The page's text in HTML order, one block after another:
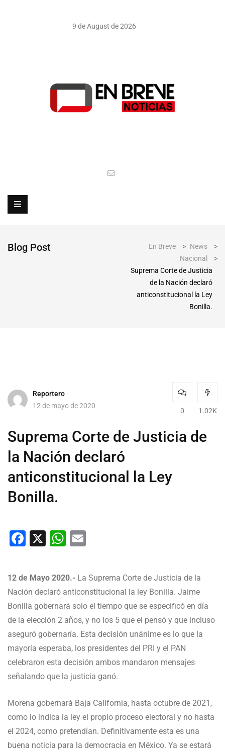
9 de August de 2026
Blog Post En Breve > News
>
Nacional
>
Suprema Corte de Justicia
de la Nación declaró
anticonstitucional la Ley
Bonilla.
Reportero
12 de mayo de 2020
0 1.02K
Suprema Corte de Justicia de
la Nación declaró
anticonstitucional la Ley
Bonilla.
Facebook
X WhatsApp
12 de Mayo 2020.- La Suprema Corte de Justicia de la
Nación declaró anticonstitucional la ley Bonilla. Jaime
Bonilla gobernará solo el tiempo que se especificó en día
de la elección 2 años, y no los 5 que el pensó y que incluso
aseguró gobernaría. Esta decisión unánime es lo que la
mayoría esperaba, los presidentes del PRI y el PAN
celebraron esta decisión ambos mandaron mensajes
señalando que la justicia ganó.
Morena gobernará Baja California, hasta octubre de 2021,
como lo indica la ley el propio proceso electoral y no hasta
el 2024, como pretendían. Definitivamente esta es una
buena noticia para la democracia en México. Ya se estará